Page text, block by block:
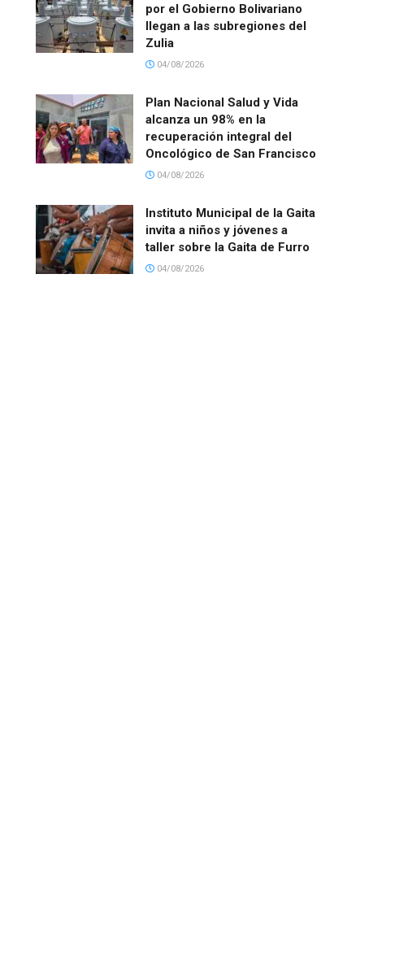
por el Gobierno Bolivariano
llegan a las subregiones del
Zulia
04/08/2026
Plan Nacional Salud y Vida
alcanza un 98% en la
recuperación integral del
Oncológico de San Francisco
04/08/2026
Instituto Municipal de la Gaita
invita a niños y jóvenes a
taller sobre la Gaita de Furro
04/08/2026